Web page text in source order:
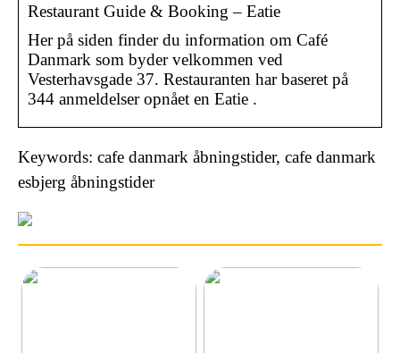
Restaurant Guide & Booking – Eatie
Her på siden finder du information om Café
Danmark som byder velkommen ved
Vesterhavsgade 37. Restauranten har baseret på
344 anmeldelser opnået en Eatie .
Keywords: cafe danmark åbningstider, cafe danmark
esbjerg åbningstider